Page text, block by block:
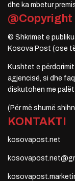
dhe ka mbetur
@Copyright
© Shkrimet e
Kosova Post (ose
Kushtet e
agjencisë, si dhe
diskutohen me palët
(Për më shumë
KONTAKTI
kosovapost.net